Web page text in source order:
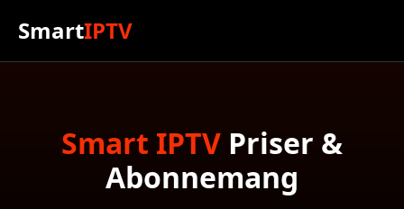
SmartIPTV
Smart IPTV Priser &
Abonnemang